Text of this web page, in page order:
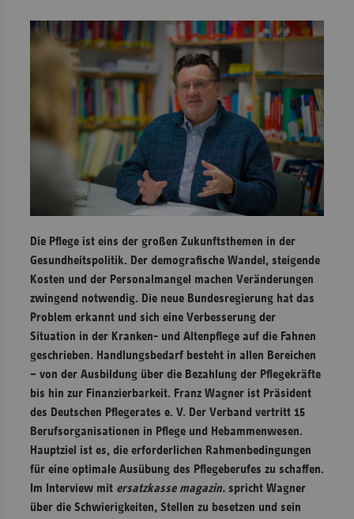
teilen
Die Pflege ist eins der großen Zukunftsthemen in der
Gesundheitspolitik. Der demografische Wandel, steigende
Kosten und der Personalmangel machen Veränderungen
zwingend notwendig. Die neue Bundesregierung hat das
Problem erkannt und sich eine Verbesserung der
Situation in der Kranken- und Altenpflege auf die Fahnen
geschrieben. Handlungsbedarf besteht in allen Bereichen
– von der Ausbildung über die Bezahlung der Pflegekräfte
bis hin zur Finanzierbarkeit. Franz Wagner ist Präsident
des Deutschen Pflegerates e. V. Der Verband vertritt 15
Berufsorganisationen in Pflege und Hebammenwesen.
Hauptziel ist es, die erforderlichen Rahmenbedingungen
für eine optimale Ausübung des Pflegeberufes zu schaffen.
Im Interview mit ersatzkasse magazin.spricht Wagner
über die Schwierigkeiten, Stellen zu besetzen und sein